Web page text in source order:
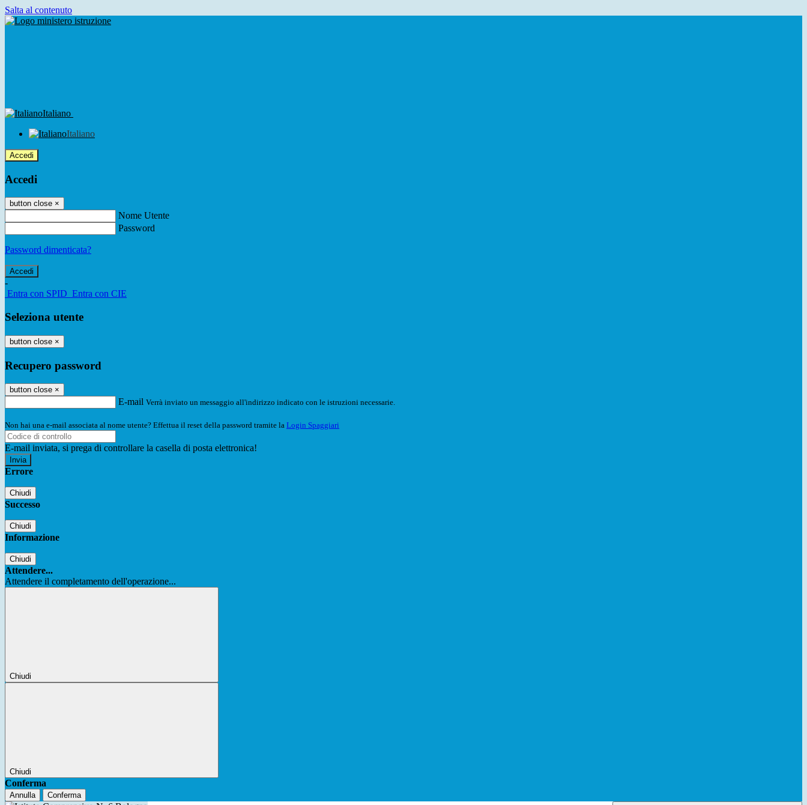
Salta al contenuto
Italiano
Italiano
Accedi
Accedi
button close ×
Nome Utente
Password
Password dimenticata?
-
Entra con SPID Entra con CIE
Seleziona utente
button close ×
Recupero password
button close ×
E-mail Verrà inviato un messaggio all'indirizzo indicato con le istruzioni necessarie.
Non hai una e-mail associata al nome utente? Effettua il reset della password tramite la Login Spaggiari
E-mail inviata, si prega di controllare la casella di posta elettronica!
Errore
Chiudi
Successo
Chiudi
Informazione
Chiudi
Attendere...
Attendere il completamento dell'operazione...
Chiudi
Chiudi
Conferma
Annulla Conferma